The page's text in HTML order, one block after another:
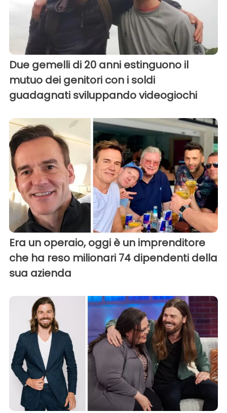
Due gemelli di 20 anni estinguono il
mutuo dei genitori con i soldi
guadagnati sviluppando videogiochi
Era un operaio, oggi è un imprenditore
che ha reso milionari 74 dipendenti della
sua azienda